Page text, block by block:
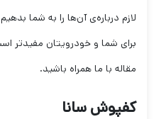
لازم درباره‌ی آن‌ها را به شما
برای شما و خودرویتان مفیدتر
مقاله با ما همراه باشید.
کفپوش سانا